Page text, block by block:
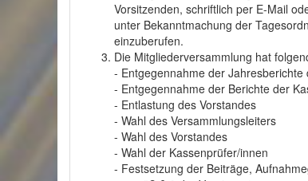
Vorsitzenden, schriftlich per E-Mail
unter Bekanntmachung der
einzuberufen.
Die Mitgliederversammlung hat
- Entgegennahme der Jahresberichte
- Entgegennahme der Berichte der
- Entlastung des Vorstandes
- Wahl des Versammlungsleiters
- Wahl des Vorstandes
- Wahl der Kassenprüfer/innen
- Festsetzung der Beiträge,